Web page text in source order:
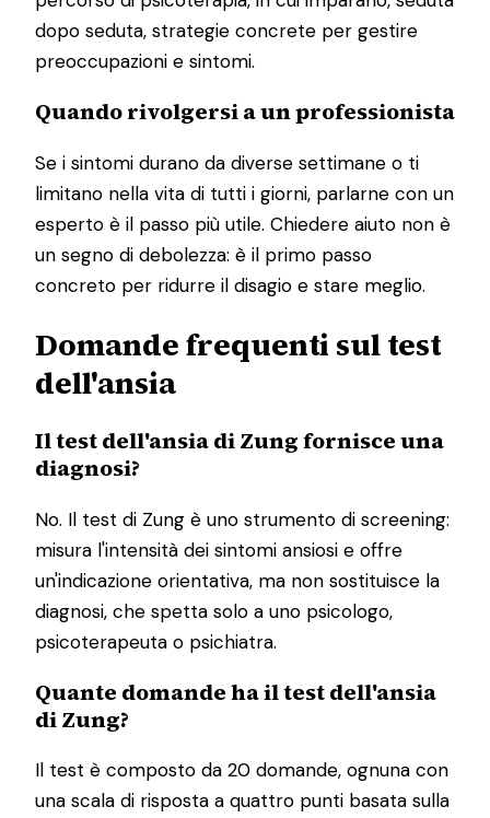
dopo seduta, strategie concrete per gestire
preoccupazioni e sintomi.
Quando rivolgersi a un professionista
Se i sintomi durano da diverse settimane o ti
limitano nella vita di tutti i giorni, parlarne con un
esperto è il passo più utile. Chiedere aiuto non è
un segno di debolezza: è il primo passo
concreto per ridurre il disagio e stare meglio.
Domande frequenti sul test
dell'ansia
Il test dell'ansia di Zung fornisce una
diagnosi?
No. Il test di Zung è uno strumento di screening:
misura l'intensità dei sintomi ansiosi e offre
un'indicazione orientativa, ma non sostituisce la
diagnosi, che spetta solo a uno psicologo,
psicoterapeuta o psichiatra.
Quante domande ha il test dell'ansia
di Zung?
Il test è composto da 20 domande, ognuna con
una scala di risposta a quattro punti basata sulla